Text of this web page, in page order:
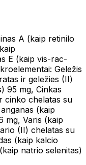
A (kaip retinilo
E (kaip vis-rac-
Geležis
ir geležies (II)
95 mg, Cinkas
cinko chelatas su
(kaip
mg, Varis (kaip
(II) chelatas su
(kaip kalcio
natrio selenitas)